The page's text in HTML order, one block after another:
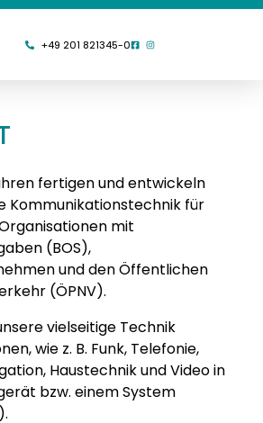
+49 201 821345-0
fertigen und entwickeln
Kommunikationstechnik für
mit
(BOS),
und den Öffentlichen
(ÖPNV).
vielseitige Technik
wie z. B. Funk, Telefonie,
Haustechnik und Video in
bzw. einem System